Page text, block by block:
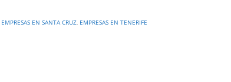
EMPRESAS EN SANTA CRUZ, EMPRESAS EN TENERIFE